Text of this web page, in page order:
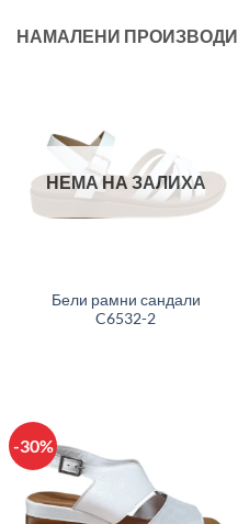
НАМАЛЕНИ ПРОИЗВОДИ
НЕМА НА ЗАЛИХА
Бели рамни сандали
C6532-2
-30%